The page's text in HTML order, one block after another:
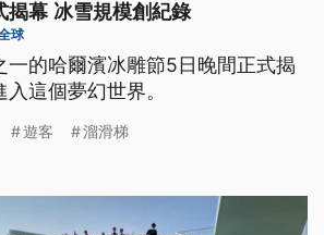
揭幕 冰雪規模創紀錄
球
一的哈爾濱冰雕節5日晚間正式揭
這個夢幻世界。
遊客 溜滑梯